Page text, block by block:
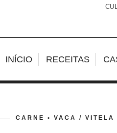
INÍCIO RECEITAS
CARNE • VACA / VITELA